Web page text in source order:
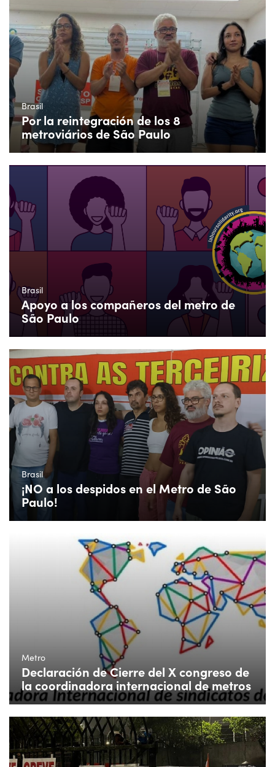
Brasil
Por la reintegración de los 8
metroviários de São Paulo
Brasil
Apoyo a los compañeros del metro de
São Paulo
Brasil
¡NO a los despidos en el Metro de São
Paulo!
Metro
Declaración de Cierre del X congreso de
la coordinadora internacional de metros